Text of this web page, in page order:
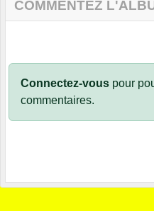
COMMENTEZ
Connectez-vous pour
commentaires.